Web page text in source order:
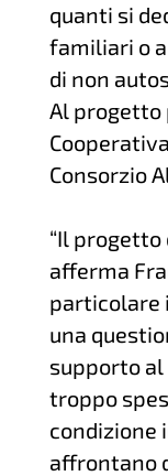
quanti si
familiari o
di non
Al progetto
Consorzio
“Il progetto
afferma
particolare
una
supporto
troppo
condizione
affrontano